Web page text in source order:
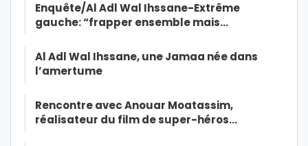
Enquête/Al Adl Wal Ihssane-Extrême
gauche: “frapper ensemble mais…
Al Adl Wal Ihssane, une Jamaa née dans
l’amertume
Rencontre avec Anouar Moatassim,
réalisateur du film de super-héros…